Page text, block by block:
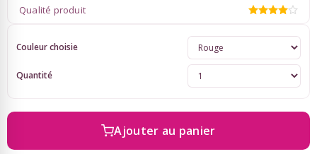
Rubans Tulle Organdi
Qualité produit
Couleur choisie
Quantité
Ajouter au panier